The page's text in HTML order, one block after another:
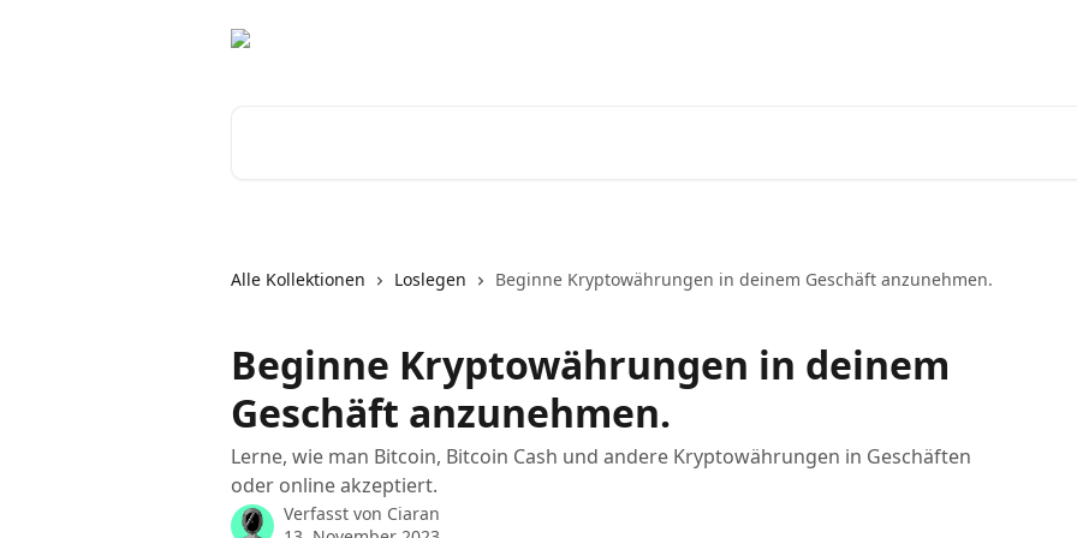
Alle Kollektionen Loslegen Beginne Kryptowährungen in deinem Geschäft anzunehmen.
Beginne Kryptowährungen in deinem
Geschäft anzunehmen.
Lerne, wie man Bitcoin, Bitcoin Cash und andere Kryptowährungen in Geschäften
oder online akzeptiert.
Verfasst von Ciaran